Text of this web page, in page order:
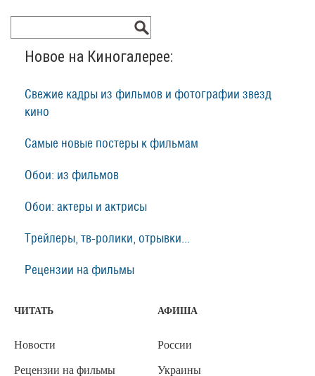
Новое на Киногалерее:
Свежие кадры из фильмов и фотографии звезд
кино
Самые новые постеры к фильмам
Обои: из фильмов
Обои: актеры и актрисы
Трейлеры, тв-ролики, отрывки...
Рецензии на фильмы
ЧИТАТЬ
Новости
Рецензии на фильмы
АФИША
России
Украины